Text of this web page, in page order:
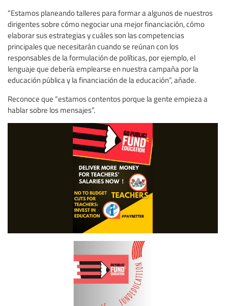
“Estamos planeando talleres para formar a algunos de nuestros
dirigentes sobre cómo negociar una mejor financiación, cómo
elaborar sus estrategias y cuáles son las competencias
principales que necesitarán cuando se reúnan con los
responsables de la formulación de políticas, por ejemplo, el
lenguaje que debería emplearse en nuestra campaña por la
educación pública y la financiación de la educación”, añade.
Reconoce que “estamos contentos porque la gente empieza a
hablar sobre los mensajes”.